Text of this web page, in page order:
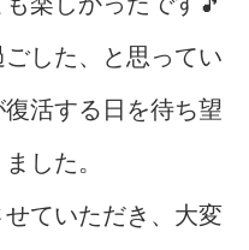
した、と思ってい
活する日を待ち望
した。
ていただき、大変